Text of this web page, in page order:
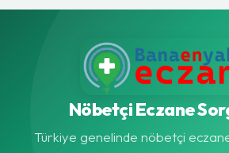
Nöbetçi Eczane
Türkiye genelinde nöbetçi